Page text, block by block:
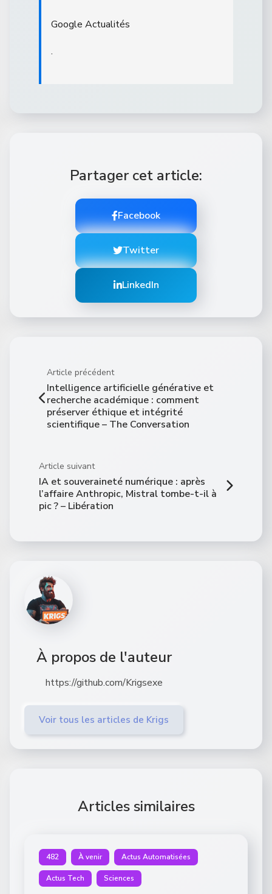
Google Actualités
.
Partager cet article:
Facebook
Twitter
LinkedIn
Article précédent
Intelligence artificielle générative et
recherche académique : comment
préserver éthique et intégrité
scientifique – The Conversation
Article suivant
IA et souveraineté numérique : après
l’affaire Anthropic, Mistral tombe-t-il à
pic ? – Libération
À propos de l'auteur
https://github.com/Krigsexe
Voir tous les articles de Krigs
Articles similaires
482 À venir Actus Automatisées
Actus Tech Sciences